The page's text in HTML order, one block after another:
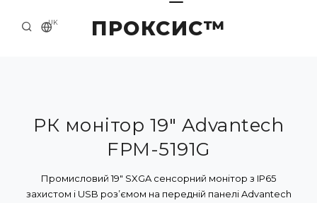
ПРОКСИС™
UK
ПРО НАС
ПРИКЛАДИ ТА РІШЕННЯ
КАТАЛОГ ПРОДУКЦІЇ
РК монітор 19" Advantech
FPM-5191G
Промисловий 19" SXGA сенсорний монітор з IP65
захистом і USB роз’ємом на передній панелі Advantech